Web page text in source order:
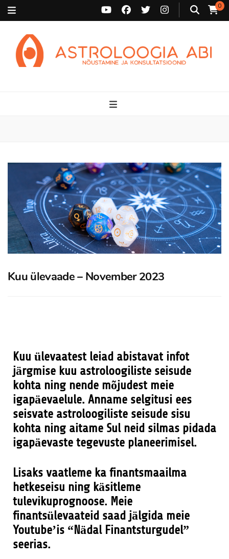
0
Kuu ülevaade – November 2023
Kuu ülevaatest leiad abistavat infot
järgmise kuu astroloogiliste seisude
kohta ning nende mõjudest meie
igapäevaelule. Anname selgitusi ees
seisvate astroloogiliste seisude sisu
kohta ning aitame Sul neid silmas pidada
igapäevaste tegevuste planeerimisel.
Lisaks vaatleme ka finantsmaailma
hetkeseisu ning käsitleme
tulevikuprognoose. Meie
finantsülevaateid saad jälgida meie
Youtube’is “Nädal Finantsturgudel”
seerias.